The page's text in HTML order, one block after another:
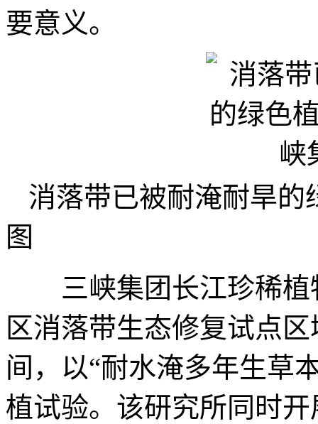
要意义。
消落带已被耐淹耐旱
图
三峡集团长江珍稀植
区消落带生态修复试点
间，以“耐水淹多年生草
植试验。该研究所同时